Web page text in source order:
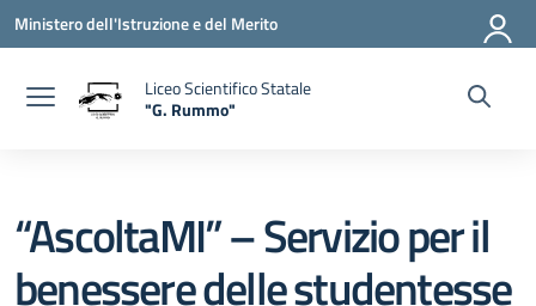
Vai ai contenuti
Vai al menu di navigazione
Vai al footer
Ministero dell'Istruzione e del Merito
Liceo Scientifico Statale
"G. Rummo"
“AscoltaMI” – Servizio per il
benessere delle studentesse